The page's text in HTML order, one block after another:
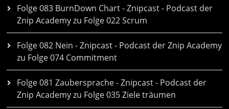
Folge 083 BurnDown Chart - Znipcast - Podcast der
Znip Academyzu Folge 022 Scrum
Folge 082 Nein - Znipcast - Podcast der Znip Academy
zu Folge 074 Commitment
Folge 081 Zaubersprache - Znipcast - Podcast der
Znip Academyzu Folge 035 Ziele träumen